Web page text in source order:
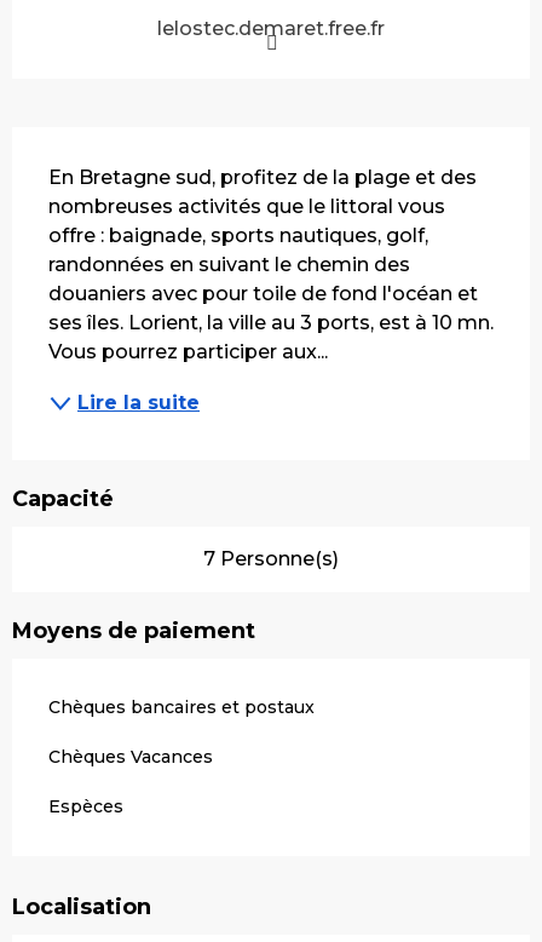
lelostec.demaret.free.fr
En Bretagne sud, profitez de la plage et des
nombreuses activités que le littoral vous
offre : baignade, sports nautiques, golf,
randonnées en suivant le chemin des
douaniers avec pour toile de fond l'océan et
ses îles. Lorient, la ville au 3 ports, est à 10 mn.
Vous pourrez participer aux...
Lire la suite
Capacité
7 Personne(s)
Moyens de paiement
Chèques bancaires et postaux
Chèques Vacances
Espèces
Localisation